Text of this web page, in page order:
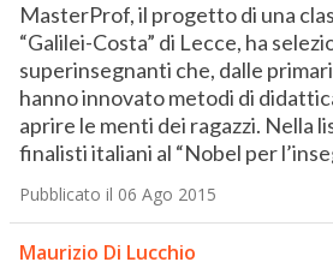
MasterProf, il progetto di una
“Galilei-Costa” di Lecce, ha
superinsegnanti che, dalle
hanno innovato metodi di
aprire le menti dei ragazzi. Nella
finalisti italiani al “Nobel per
Pubblicato il 06 Ago 2015
Maurizio Di Lucchio